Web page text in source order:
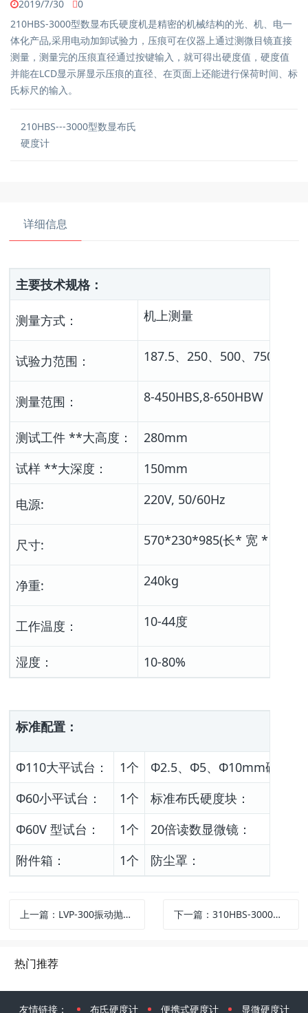
2019/7/30
0
210HBS-3000型数显布氏硬度机是精密的机械结构的光、机、电一
体化产品,采用电动加卸试验力，压痕可在仪器上通过测微目镜直接
测量，测量完的压痕直径通过按键输入，就可得出硬度值，硬度值
并能在LCD显示屏显示压痕的直径、在页面上还能进行保荷时间、标
氏标尺的输入。
210HBS---3000型数显布氏
硬度计
详细信息
主要技术规格：
测量方式： 机上测量
试验力范围： 187.5、250、500、750、
测量范围： 8-450HBS,8-650HBW
测试工件 **大高度：
280mm
试样 **大深度：
150mm
电源: 220V, 50/60Hz
尺寸: 570*230*985(长* 宽 * 高)
净重: 240kg
工作温度： 10-44度
湿度： 10-80%
标准配置：
Φ110大平试台： 1个
Φ2.5、Φ5、Φ10mm硬质合
Φ60小平试台：
1个
标准布氏硬度块：
Φ60V 型试台：
1个
20倍读数显微镜：
附件箱：
1个 防尘罩：
上一篇：LVP-300振动抛光机 下一篇：310HBS-3000型数显布氏硬度计
热门推荐
友情链接： 布氏硬度计 便携式硬度计 显微硬度计